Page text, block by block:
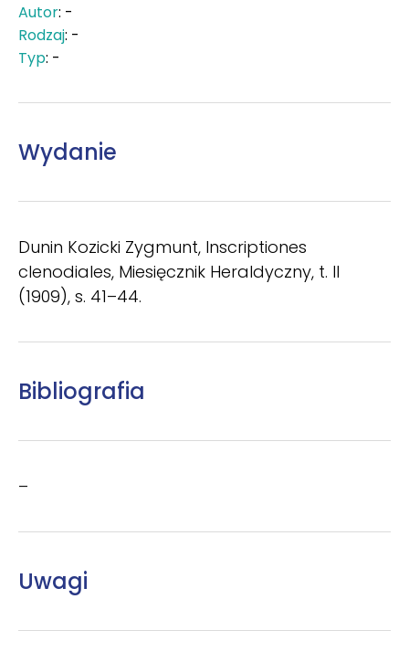
Autor: -
Rodzaj: -
Typ: -
Wydanie
Dunin Kozicki Zygmunt, Inscriptiones
clenodiales, Miesięcznik Heraldyczny, t. II
(1909), s. 41–44.
Bibliografia
–
Uwagi